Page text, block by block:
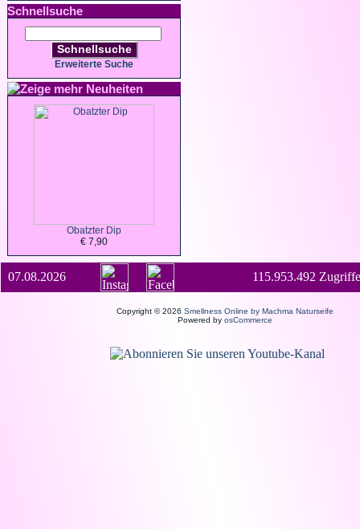
Schnellsuche
Schnellsuche
Erweiterte Suche
Neuheiten
Obatzter Dip
€ 7,90
07.08.2026 115.953.492
Copyright © 2026 Smellness Online by Machma Naturseife
Powered by osCommerce